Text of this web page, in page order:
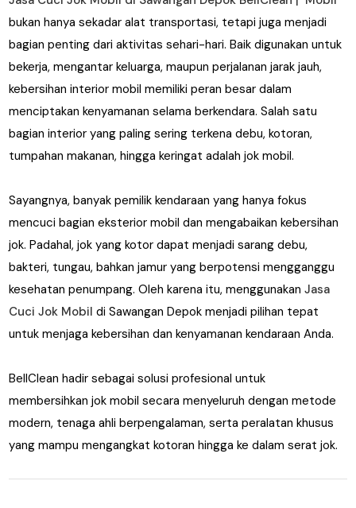
bukan hanya sekadar alat transportasi, tetapi juga menjadi
bagian penting dari aktivitas sehari-hari. Baik digunakan untuk
bekerja, mengantar keluarga, maupun perjalanan jarak jauh,
kebersihan interior mobil memiliki peran besar dalam
menciptakan kenyamanan selama berkendara. Salah satu
bagian interior yang paling sering terkena debu, kotoran,
tumpahan makanan, hingga keringat adalah jok mobil.
Sayangnya, banyak pemilik kendaraan yang hanya fokus
mencuci bagian eksterior mobil dan mengabaikan kebersihan
jok. Padahal, jok yang kotor dapat menjadi sarang debu,
bakteri, tungau, bahkan jamur yang berpotensi mengganggu
kesehatan penumpang. Oleh karena itu, menggunakanJasa
Cuci Jok Mobil di Sawangan Depok menjadi pilihan tepat
untuk menjaga kebersihan dan kenyamanan kendaraan Anda.
BellClean hadir sebagai solusi profesional untuk
membersihkan jok mobil secara menyeluruh dengan metode
modern, tenaga ahli berpengalaman, serta peralatan khusus
yang mampu mengangkat kotoran hingga ke dalam serat jok.